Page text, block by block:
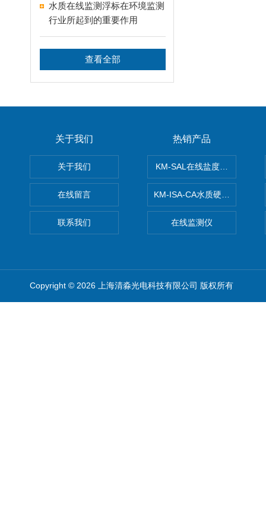
水质在线监测浮标在环境监测
行业所起到的重要作用
查看全部
关于我们
关于我们
在线留言
联系我们
热销产品
KM-SAL在线盐度监测仪
KM-ISA-CA水质硬度监测仪
在线监测仪
Copyright © 2026 上海清淼光电科技有限公司 版权所有